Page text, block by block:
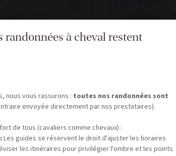
à cheval restent
nous vous rassurons : toutes nos randonnées sont
envoyée directement par nos prestataires).
de tous (cavaliers comme chevaux) :
Les guides se réservent le droit d'ajuster les horaires
les itinéraires pour privilégier l'ombre et les points